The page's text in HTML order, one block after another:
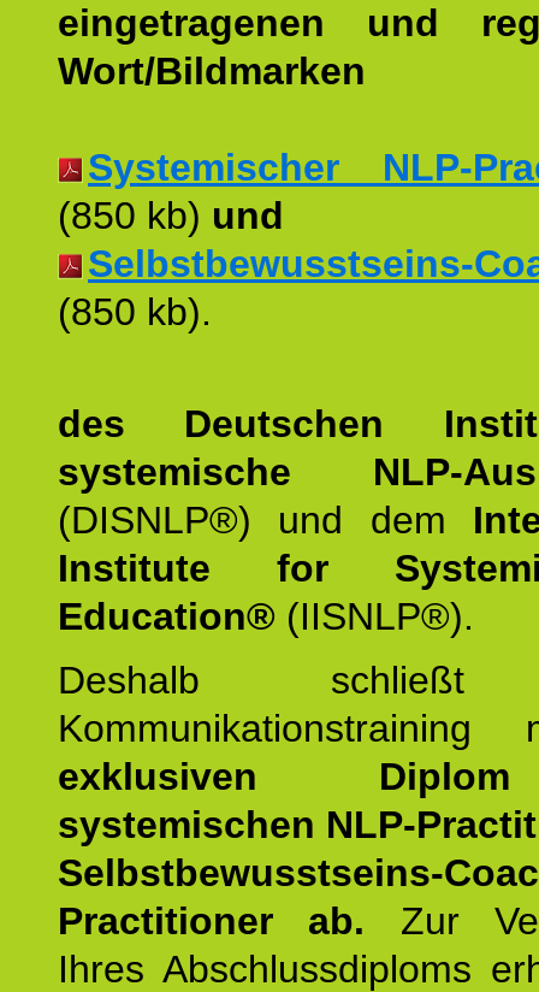
eingetragenen und
Wort/Bildmarken
Systemischer NLP-
(850 kb) und
Selbstbewusstseins-
(850 kb).
des Deutschen
systemische NLP-
(DISNLP®) und dem
Institute for
Education® (IISNLP®).
Deshalb schließt
exklusiven
systemischen NLP-
Selbstbewusstseins-
Practitioner ab. Zur
Ihres Abschlussdiploms